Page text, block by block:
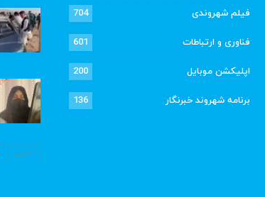
فیلم شهروندی 704
فناوری و ارتباطات 601
اپلیکشن موبایل 200
برنامه شهروند خبرنگار 136
قبلی